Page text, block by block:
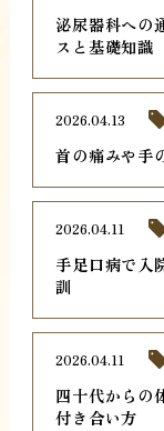
泌尿器科への
スと基礎知識
首の痛みや手
2026.04.13
手足口病で入
訓
2026.04.11
四十代からの
付き合い方
2026.04.11